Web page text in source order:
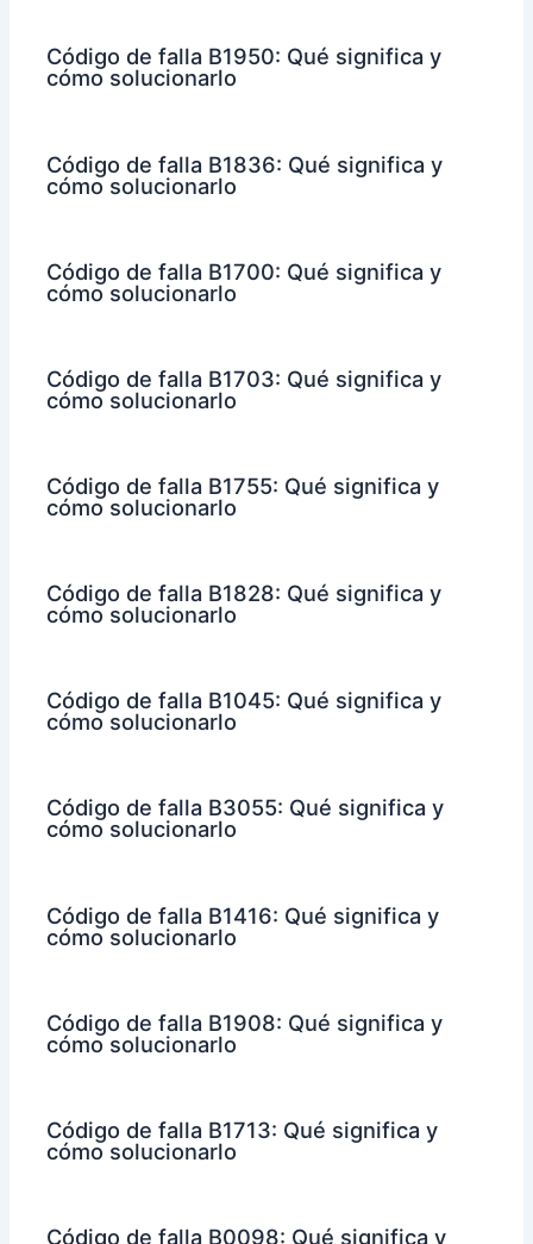
Código de falla B1950: Qué significa y
cómo solucionarlo
Código de falla B1836: Qué significa y
cómo solucionarlo
Código de falla B1700: Qué significa y
cómo solucionarlo
Código de falla B1703: Qué significa y
cómo solucionarlo
Código de falla B1755: Qué significa y
cómo solucionarlo
Código de falla B1828: Qué significa y
cómo solucionarlo
Código de falla B1045: Qué significa y
cómo solucionarlo
Código de falla B3055: Qué significa y
cómo solucionarlo
Código de falla B1416: Qué significa y
cómo solucionarlo
Código de falla B1908: Qué significa y
cómo solucionarlo
Código de falla B1713: Qué significa y
cómo solucionarlo
Código de falla B0098: Qué significa y